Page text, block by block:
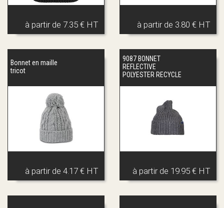
à partir de 7.35 € HT à partir de 3.80 € HT
Bonnet en maille
tricot
à partir de 4.17 € HT
9087 BONNET
REFLECTIVE
POLYESTER RECYCLE
à partir de 19.95 € HT